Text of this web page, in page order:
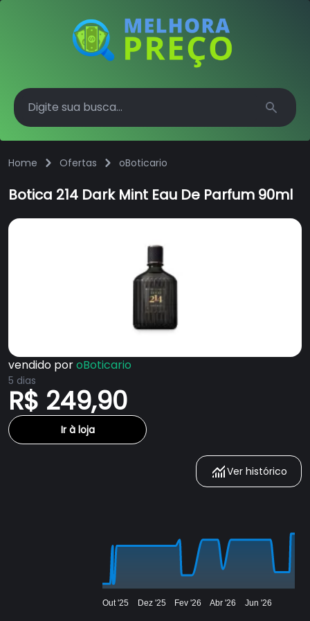
Search
Home Ofertas oBoticario
Botica 214 Dark Mint Eau De Parfum 90ml
vendido poroBoticario
5 dias
R$ 249,90
Ir à loja
Ver histórico
Out '25 Dez '25 Fev '26 Abr '26 Jun '26